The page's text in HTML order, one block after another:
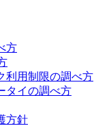
方
利用制限の調べ方
タイの調べ方
方針